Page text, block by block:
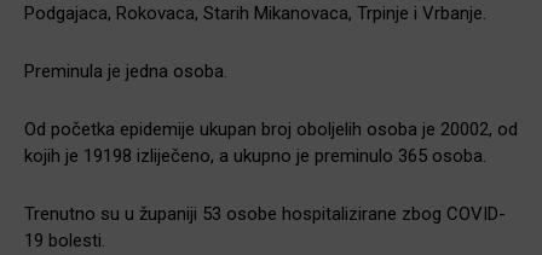
Podgajaca, Rokovaca, Starih Mikanovaca, Trpinje i Vrbanje.
Preminula je jedna osoba.
Od početka epidemije ukupan broj oboljelih osoba je 20002, od
kojih je 19198 izliječeno, a ukupno je preminulo 365 osoba.
Trenutno su u županiji 53 osobe hospitalizirane zbog COVID-
19 bolesti.